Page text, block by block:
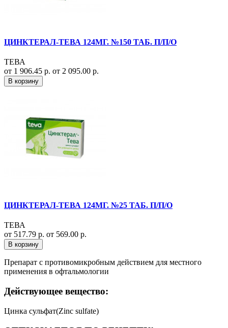
ЦИНКТЕРАЛ-ТЕВА 124МГ. №150 ТАБ. П/П/О
ТЕВА
от 1 906.45 р. от 2 095.00 р.
В корзину
ЦИНКТЕРАЛ-ТЕВА 124МГ. №25 ТАБ. П/П/О
ТЕВА
от 517.79 р. от 569.00 р.
В корзину
Препарат с противомикробным действием для местного
применения в офтальмологии
Действующее вещество:
Цинка сульфат(Zinc sulfate)